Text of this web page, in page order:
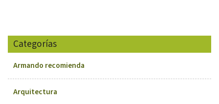
Categorías
Armando recomienda
Arquitectura